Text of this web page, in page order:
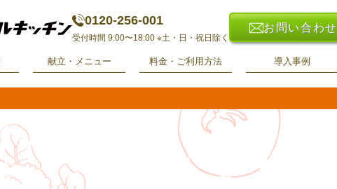
0120-256-001
受付時間 9:00〜18:00 ※土・日・祝日除く
お問い合わせ
献立・メニュー 料金・ご利用方法 導入事例
ニュース